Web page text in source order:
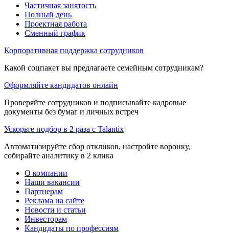
Частичная занятость
Полный день
Проектная работа
Сменный график
Корпоративная поддержка сотрудников
Какой соцпакет вы предлагаете семейным сотрудникам?
Оформляйте кандидатов онлайн
Проверяйте сотрудников и подписывайте кадровые
документы без бумаг и личных встреч
Ускорьте подбор в 2 раза с Talantix
Автоматизируйте сбор откликов, настройте воронку,
собирайте аналитику в 2 клика
О компании
Наши вакансии
Партнерам
Реклама на сайте
Новости и статьи
Инвесторам
Кандидаты по профессиям